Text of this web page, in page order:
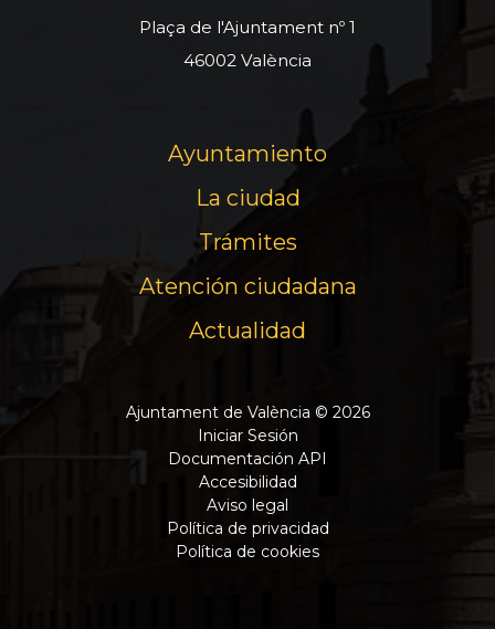
Plaça de l'Ajuntament nº 1
46002 València
Ayuntamiento
La ciudad
Trámites
Atención ciudadana
Actualidad
Ajuntament de València © 2026
Iniciar Sesión
Documentación API
Accesibilidad
Aviso legal
Política de privacidad
Política de cookies